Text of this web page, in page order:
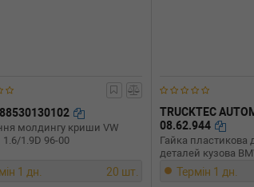
88530130102
молдингу криши VW
1.6/1.9D 96-00
1 дн. 20 шт.
TRUCKTEC
08.62.944
Гайка пластикова
деталей кузова
Термін 1 дн.